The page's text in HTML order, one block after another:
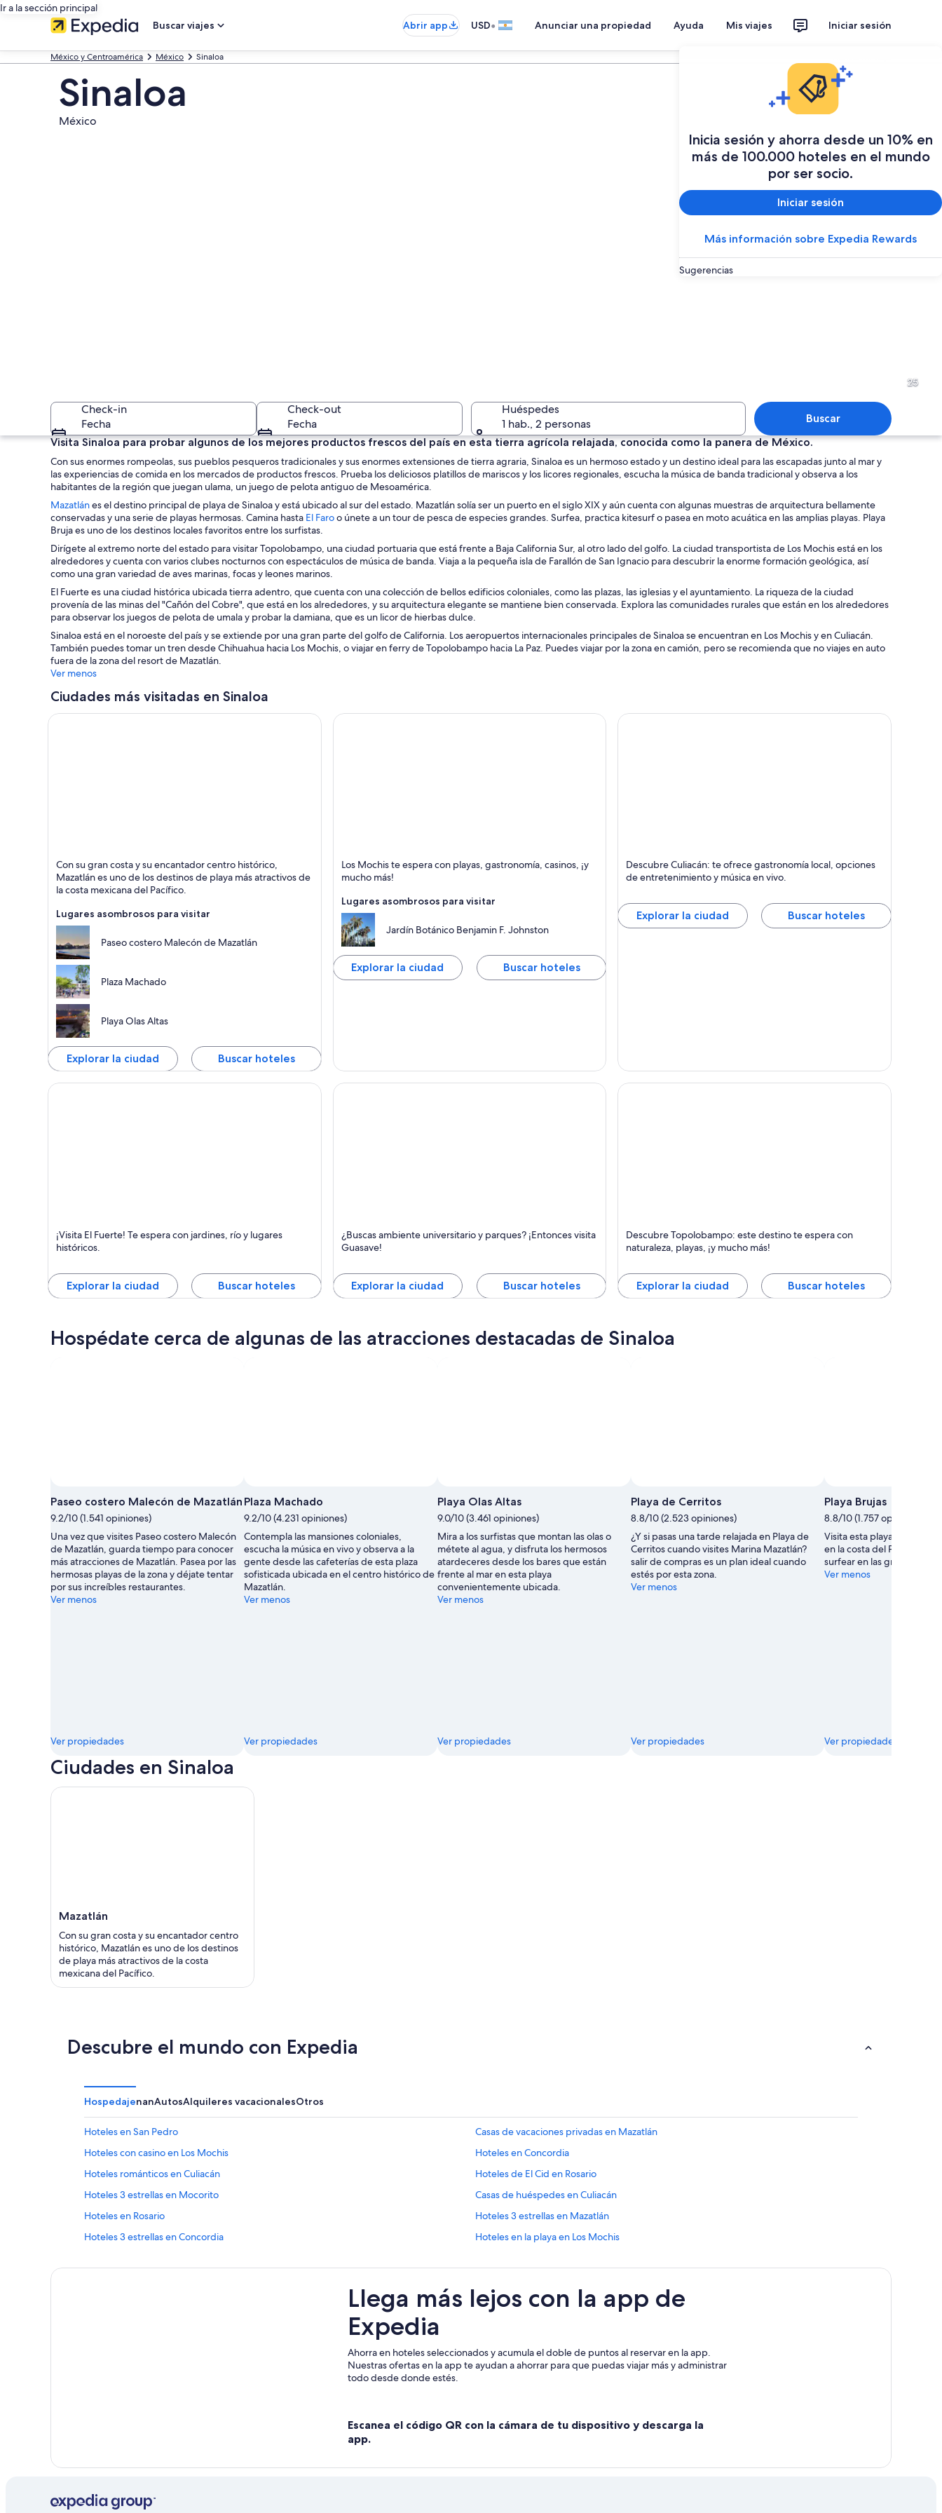
Ir a la sección principal
Buscar viajes
Abrir app USD• Anunciar una propiedad Ayuda Mis viajes Iniciar sesión
Inicia sesión y ahorra desde un 10% en
más de 100.000 hoteles en el mundo
por ser socio.
Iniciar sesión
Más información sobre Expedia Rewards
Sugerencias
México y Centroamérica México Sinaloa
Sinaloa
México
Una playa con gente tomando el sol y nadando, sombrillas coloridas y edificios al
Un paisaje costero con una
25
Check-in
Fecha
Check-out
Fecha
Huéspedes
1 hab., 2 personas
Buscar
Visita Sinaloa para probar algunos de los mejores productos frescos del país en esta tierra agrícola relajada, conocida como la panera de México.
Con sus enormes rompeolas, sus pueblos pesqueros tradicionales y sus enormes extensiones de tierra agraria, Sinaloa es un hermoso estado y un destino ideal para las escapadas junto al mar y
las experiencias de comida en los mercados de productos frescos. Prueba los deliciosos platillos de mariscos y los licores regionales, escucha la música de banda tradicional y observa a los
habitantes de la región que juegan ulama, un juego de pelota antiguo de Mesoamérica.
MazatlánS
e
a
b
r
e
e
n
u
n
n
u
e
v
a
es el destino principal de playa de Sinaloa y está ubicado al sur del estado. Mazatlán solía ser un puerto en el siglo XIX y aún cuenta con algunas muestras de arquitectura bellamente
conservadas y una serie de playas hermosas. Camina hasta El FaroS
b
r
e
n
u
n
a
n
v
o únete a un tour de pesca de especies grandes. Surfea, practica kitesurf o pasea en moto acuática en las amplias playas. Playa
Bruja es uno de los destinos locales favoritos entre los surfistas.
Dirígete al extremo norte del estado para visitar Topolobampo, una ciudad portuaria que está frente a Baja California Sur, al otro lado del golfo. La ciudad transportista de Los Mochis está en los
alrededores y cuenta con varios clubes nocturnos con espectáculos de música de banda. Viaja a la pequeña isla de Farallón de San Ignacio para descubrir la enorme formación geológica, así
como una gran variedad de aves marinas, focas y leones marinos.
El Fuerte es una ciudad histórica ubicada tierra adentro, que cuenta con una colección de bellos edificios coloniales, como las plazas, las iglesias y el ayuntamiento. La riqueza de la ciudad
provenía de las minas del "Cañón del Cobre", que está en los alrededores, y su arquitectura elegante se mantiene bien conservada. Explora las comunidades rurales que están en los alrededores
para observar los juegos de pelota de umala y probar la damiana, que es un licor de hierbas dulce.
Sinaloa está en el noroeste del país y se extiende por una gran parte del golfo de California. Los aeropuertos internacionales principales de Sinaloa se encuentran en Los Mochis y en Culiacán.
También puedes tomar un tren desde Chihuahua hacia Los Mochis, o viajar en ferry de Topolobampo hacia La Paz. Puedes viajar por la zona en camión, pero se recomienda que no viajes en auto
fuera de la zona del resort de Mazatlán.
Ver menos
Ciudades más visitadas en Sinaloa
Mazatlán
Comidas, Playas y Entretenimiento
Con su gran costa y su encantador centro histórico,
Mazatlán es uno de los destinos de playa más atractivos de
la costa mexicana del Pacífico.
Lugares asombrosos para visitar
Paseo costero Malecón de Mazatlán
Plaza Machado
Playa Olas Altas
Explorar la ciudad Buscar hoteles
Los Mochis
Comidas, Compras y Ferries y embarcaciones
Los Mochis te espera con playas, gastronomía, casinos, ¡y
mucho más!
Lugares asombrosos para visitar
Jardín Botánico Benjamin F. Johnston
Explorar la ciudad Buscar hoteles
Culiacán
Comidas, Compras y Catedrales
Descubre Culiacán: te ofrece gastronomía local, opciones
de entretenimiento y música en vivo.
Explorar la ciudad Buscar hoteles
Paseos a pie,
¡Visita El Fuerte! Te espera con jardines, río y lugares
históricos.
Explorar la ciudad Buscar hoteles
Universidades y Parques naturales
¿Buscas ambiente universitario y parques? ¡Entonces visita
Guasave!
Explorar la ciudad Buscar hoteles
Ferries y embarcaciones, Naturaleza y Playas
Descubre Topolobampo: este destino te espera con
naturaleza, playas, ¡y mucho más!
Explorar la ciudad Buscar hoteles
Hospédate cerca de algunas de las atracciones destacadas de Sinaloa
Paseo costero Malecón de Mazatlán
9.2/10 (1.541 opiniones)
Una vez que visites Paseo costero Malecón
de Mazatlán, guarda tiempo para conocer
más atracciones de Mazatlán. Pasea por las
hermosas playas de la zona y déjate tentar
por sus increíbles restaurantes.
Ver menos
Ver propiedades
Plaza Machado
9.2/10 (4.231 opiniones)
Contempla las mansiones coloniales,
escucha la música en vivo y observa a la
gente desde las cafeterías de esta plaza
sofisticada ubicada en el centro histórico de
Mazatlán.
Ver menos
Ver propiedades
Playa Olas Altas
9.0/10 (3.461 opiniones)
Mira a los surfistas que montan las olas o
métete al agua, y disfruta los hermosos
atardeceres desde los bares que están
frente al mar en esta playa
convenientemente ubicada.
Ver menos
Ver propiedades
Playa de Cerritos
8.8/10 (2.523 opiniones)
¿Y si pasas una tarde relajada en Playa de
Cerritos cuando visites Marina Mazatlán?
salir de compras es un plan ideal cuando
estés por esta zona.
Ver menos
Ver propiedades
Playa Brujas
8.8/10 (1.757 opiniones)
Visita esta playa hermosa
en la costa del Pacífico
surfear en las grandes
Ver menos
Ver propiedades
Ciudades en Sinaloa
Mazatlán
Con su gran costa y su encantador centro
histórico, Mazatlán es uno de los destinos
de playa más atractivos de la costa
mexicana del Pacífico.
Descubre el mundo con Expedia
HospedajenanAutosAlquileres vacacionalesOtros
Hoteles en San Pedro
Casas de vacaciones privadas en Mazatlán
Hoteles con casino en Los Mochis
Hoteles en Concordia
Hoteles románticos en Culiacán
Hoteles de El Cid en Rosario
Hoteles 3 estrellas en Mocorito
Casas de huéspedes en Culiacán
Hoteles en Rosario
Hoteles 3 estrellas en Mazatlán
Hoteles 3 estrellas en Concordia
Hoteles en la playa en Los Mochis
Hoteles de El Cid en Mazatlán
Llega más lejos con la app de
Expedia
Ahorra en hoteles seleccionados y acumula el doble de puntos al reservar en la app.
Nuestras ofertas en la app te ayudan a ahorrar para que puedas viajar más y administrar
todo desde donde estés.
Escanea el código QR con la cámara de tu dispositivo y descarga la
app.